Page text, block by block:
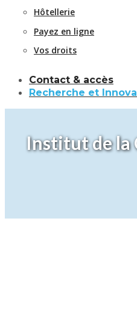
Hôtellerie
Payez en ligne
Vos droits
Contact & accès
Recherche et
Institut de la